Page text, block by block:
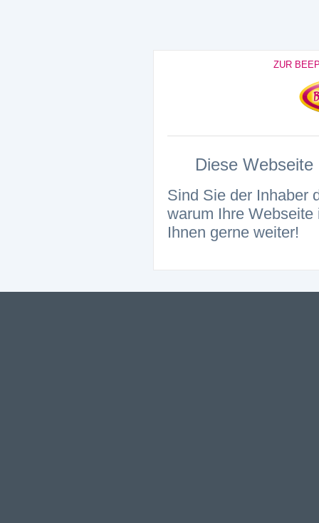
ZUR
Diese
Sind Sie der Inhaber
warum Ihre
Ihnen gerne weiter!